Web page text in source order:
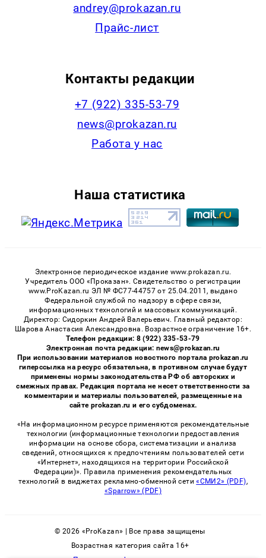
andrey@prokazan.ru
Прайс-лист
Контакты редакции
+7 (922) 335-53-79
news@prokazan.ru
Работа у нас
Наша статистика
Электронное периодическое издание www.prokazan.ru.
Учредитель ООО «Проказан». Cвидетельство о регистрации
www.ProKazan.ru ЭЛ № ФС77-44757 от 25.04.2011, выдано
Федеральной службой по надзору в сфере связи,
информационных технологий и массовых коммуникаций.
Директор: Сидоркин Андрей Валерьевич. Главный редактор:
Шарова Анастасия Александровна. Возрастное ограничение 16+.
Телефон редакции: 8 (922) 335-53-79
Электронная почта редакции: news@prokazan.ru
При использовании материалов новостного портала prokazan.ru
гиперссылка на ресурс обязательна, в противном случае будут
применены нормы законодательства РФ об авторских и
смежных правах. Редакция портала не несет ответственности за
комментарии и материалы пользователей, размещенные на
сайте prokazan.ru и его субдоменах.
«На информационном ресурсе применяются рекомендательные
технологии (информационные технологии предоставления
информации на основе сбора, систематизации и анализа
сведений, относящихся к предпочтениям пользователей сети
«Интернет», находящихся на территории Российской
Федерации)». Правила применения рекомендательных
технологий в виджетах рекламно-обменной сети«СМИ2» (PDF),
«Sparrow» (PDF)
© 2026 «ProKazan» | Все права защищены
Возрастная категория сайта 16+